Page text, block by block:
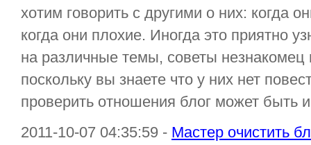
хотим говорить с другими о них: когда
когда они плохие. Иногда это приятно
на различные темы, советы
поскольку вы знаете что у них нет
проверить отношения блог может быть
2011-10-07 04:35:59 - Мастер очистить